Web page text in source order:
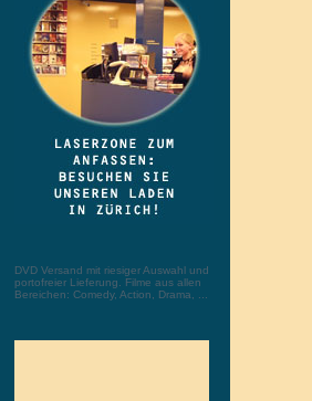
DVD Versand mit riesiger Auswahl und
portofreier Lieferung. Filme aus allen
Bereichen: Comedy, Action, Drama, ...